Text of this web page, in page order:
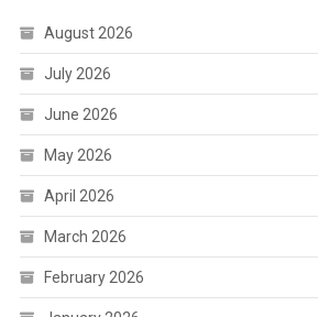
August 2026
July 2026
June 2026
May 2026
April 2026
March 2026
February 2026